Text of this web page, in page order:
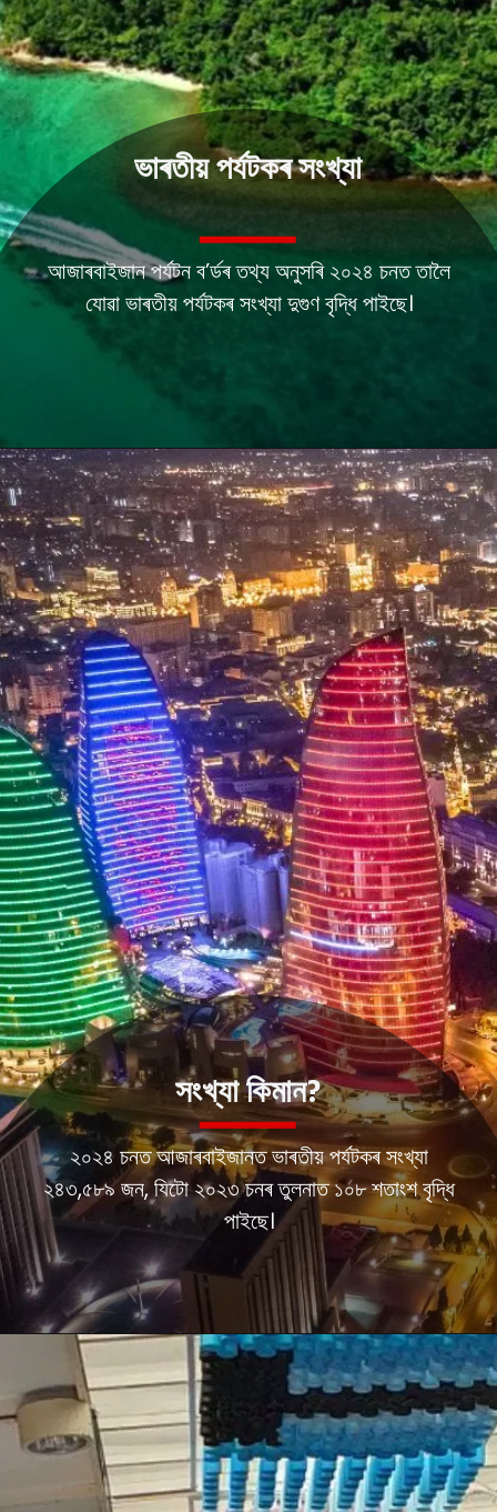
আজাৰবাইজান পৰ্যটন ব’ৰ্ডৰ তথ্য অনুসৰি ২০২৪ চনত তালৈ
যোৱা ভাৰতীয় পৰ্যটকৰ সংখ্যা দুগুণ বৃদ্ধি পাইছে।
ভাৰতীয় পৰ্যটকৰ সংখ্যা
২০২৪ চনত আজাৰবাইজানত ভাৰতীয় পৰ্যটকৰ সংখ্যা
২৪৩,৫৮৯ জন, যিটো ২০২৩ চনৰ তুলনাত ১০৮ শতাংশ বৃদ্ধি
পাইছে।
সংখ্যা কিমান?